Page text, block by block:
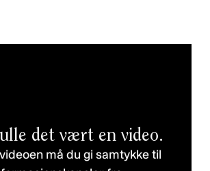
det vært en video.
må du gi samtykke til